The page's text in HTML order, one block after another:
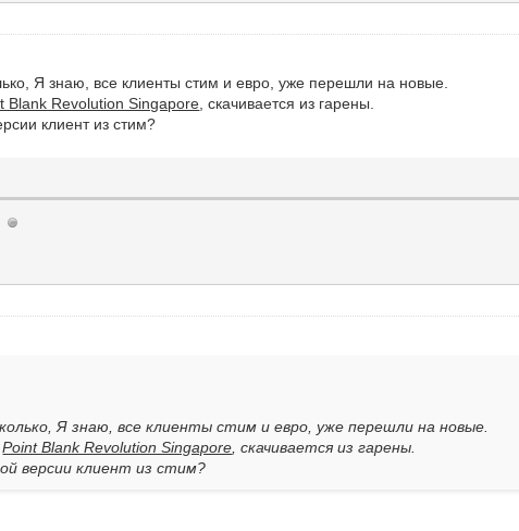
Я знаю, все клиенты стим и евро, уже перешли на новые.
Blank Revolution Singapore , скачивается из гарены.
клиент из стим?
Я знаю, все клиенты стим и евро, уже перешли на новые.
Point Blank Revolution Singapore , скачивается из гарены.
версии клиент из стим?